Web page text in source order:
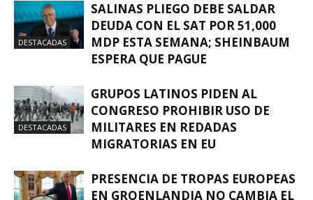
DESTACADAS
SALINAS PLIEGO DEBE SALDAR
DEUDA CON EL SAT POR 51,000
MDP ESTA SEMANA; SHEINBAUM
ESPERA QUE PAGUE
DESTACADAS
GRUPOS LATINOS PIDEN AL
CONGRESO PROHIBIR USO DE
MILITARES EN REDADAS
MIGRATORIAS EN EU
PRESENCIA DE TROPAS EUROPEAS
EN GROENLANDIA NO CAMBIA EL